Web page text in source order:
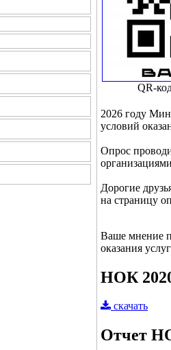
QR-
2026 году
условий
Опрос
Дорогие
на страницу
Ваше мнение
оказания
НОК
скачать
Отчет